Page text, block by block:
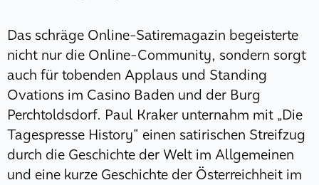
Das schräge Online-Satiremagazin begeisterte
nicht nur die Online-Community, sondern sorgt
auch für tobenden Applaus und Standing
Ovations im Casino Baden und der Burg
Perchtoldsdorf. Paul Kraker unternahm mit „Die
Tagespresse History“ einen satirischen Streifzug
durch die Geschichte der Welt im Allgemeinen
und eine kurze Geschichte der Österreichheit im